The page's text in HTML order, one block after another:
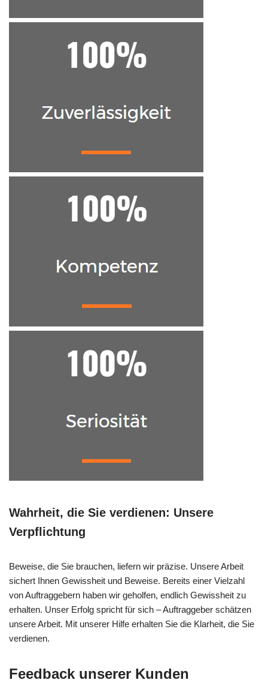
Wahrheit, die Sie verdienen: Unsere
Verpflichtung
Beweise, die Sie brauchen, liefern wir präzise. Unsere Arbeit
sichert Ihnen Gewissheit und Beweise. Bereits einer Vielzahl
von Auftraggebern haben wir geholfen, endlich Gewissheit zu
erhalten. Unser Erfolg spricht für sich – Auftraggeber schätzen
unsere Arbeit. Mit unserer Hilfe erhalten Sie die Klarheit, die Sie
verdienen.
Feedback unserer Kunden